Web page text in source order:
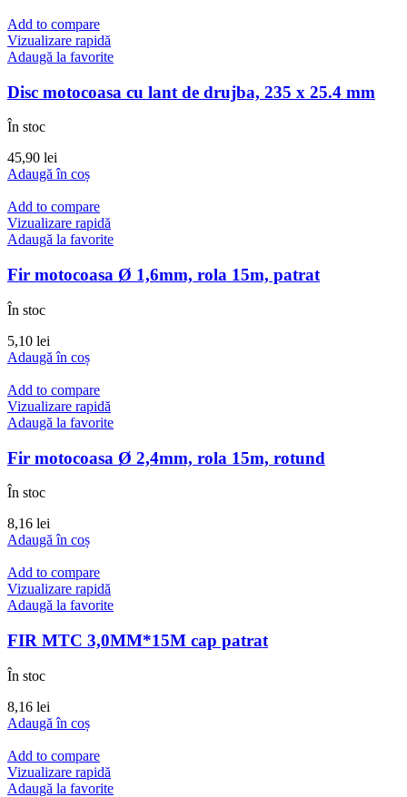
Add to compare
Vizualizare rapidă
Adaugă la favorite
Disc motocoasa cu lant de drujba, 235 x 25.4 mm
În stoc
45,90 lei
Adaugă în coș
Add to compare
Vizualizare rapidă
Adaugă la favorite
Fir motocoasa Ø 1,6mm, rola 15m, patrat
În stoc
5,10 lei
Adaugă în coș
Add to compare
Vizualizare rapidă
Adaugă la favorite
Fir motocoasa Ø 2,4mm, rola 15m, rotund
În stoc
8,16 lei
Adaugă în coș
Add to compare
Vizualizare rapidă
Adaugă la favorite
FIR MTC 3,0MM*15M cap patrat
În stoc
8,16 lei
Adaugă în coș
Add to compare
Vizualizare rapidă
Adaugă la favorite